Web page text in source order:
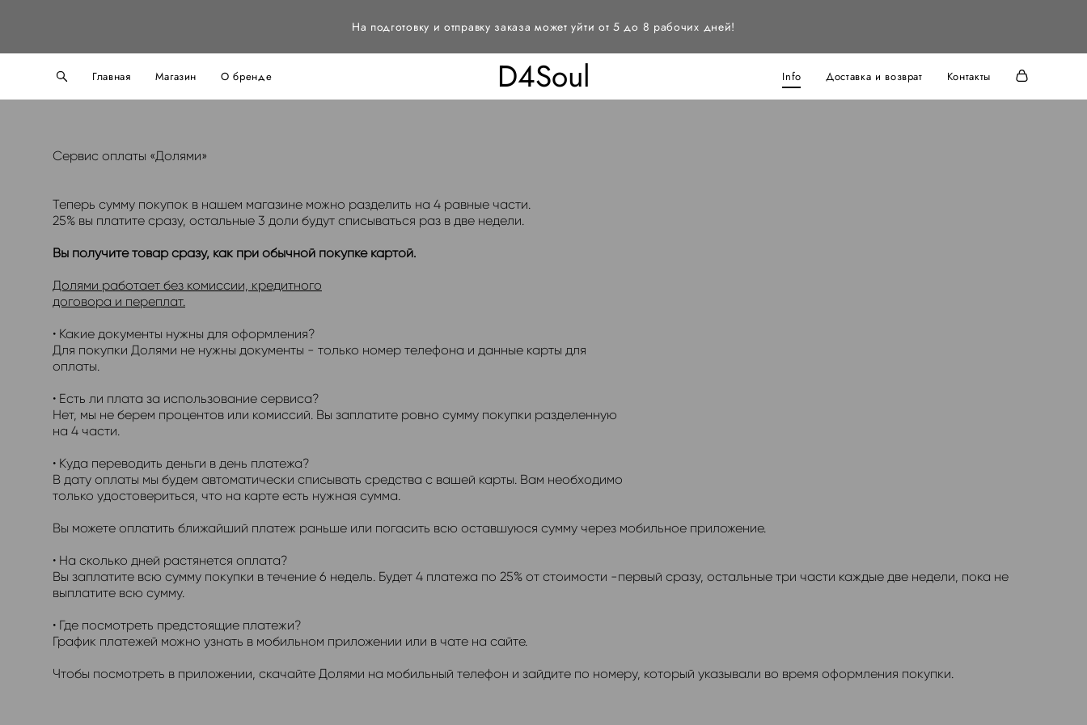
На подготовку и отправку заказа может уйти от 5 до 8 рабочих дней!
Главная Магазин О бренде D4Soul Info Доставка и возврат Контакты
Сервис оплаты «Долями»
Теперь сумму покупок в нашем магазине можно разделить на 4 равные части.
25% вы платите сразу, остальные 3 доли будут списываться раз в две недели.
Вы получите товар сразу, как при обычной покупке картой.
Долями работает без комиссии, кредитного
договора и переплат.
• Какие документы нужны для оформления?
Для покупки Долями не нужны документы - только номер телефона и данные карты для
оплаты.
• Есть ли плата за использование сервиса?
Нет, мы не берем процентов или комиссий. Вы заплатите ровно сумму покупки разделенную
на 4 части.
• Куда переводить деньги в день платежа?
В дату оплаты мы будем автоматически списывать средства с вашей карты. Вам необходимо
только удостовериться, что на карте есть нужная сумма.
Вы можете оплатить ближайший платеж раньше или погасить всю оставшуюся сумму через мобильное приложение.
• На сколько дней растянется оплата?
Вы заплатите всю сумму покупки в течение 6 недель. Будет 4 платежа по 25% от стоимости -первый сразу, остальные три части каждые две недели, пока не
выплатите всю сумму.
• Где посмотреть предстоящие платежи?
График платежей можно узнать в мобильном приложении или в чате на сайте.
Чтобы посмотреть в приложении, скачайте Долями на мобильный телефон и зайдите по номеру, который указывали во время оформления покупки.